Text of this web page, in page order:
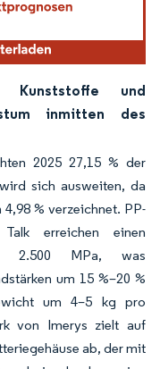
Kunststoffe und
inmitten des
2025 27,15 % der
sich ausweiten, da
% verzeichnet. PP-
erreichen einen
2.500 MPa, was
um 15 %–20 %
um 4–5 kg pro
von Imerys zielt auf
ab, der mit